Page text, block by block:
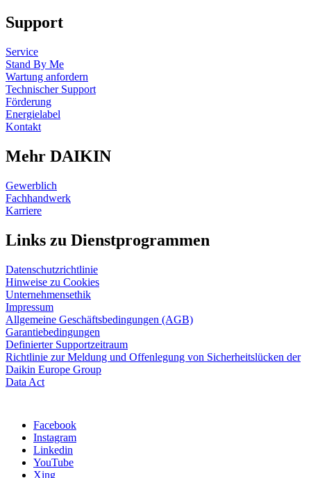
Support
Service
Stand By Me
Wartung anfordern
Technischer Support
Förderung
Energielabel
Kontakt
Mehr DAIKIN
Gewerblich
Fachhandwerk
Karriere
Links zu Dienstprogrammen
Datenschutzrichtlinie
Hinweise zu Cookies
Unternehmensethik
Impressum
Allgemeine Geschäftsbedingungen (AGB)
Garantiebedingungen
Definierter Supportzeitraum
Richtlinie zur Meldung und Offenlegung von Sicherheitslücken der
Daikin Europe Group
Data Act
Facebook
Instagram
Linkedin
YouTube
Xing